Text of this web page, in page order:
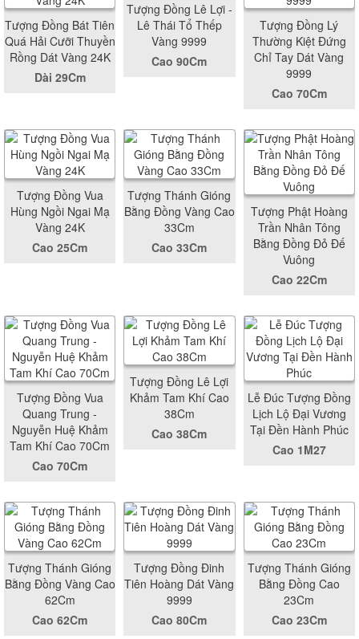
Tượng Đồng Bát Tiên
Quá Hải Cưỡi Thuyền
Rồng Dát Vàng 24K
Dài 29Cm
Tượng Đồng Lê Lợi -
Lê Thái Tổ Thếp
Vàng 9999
Cao 90Cm
Tượng Đồng Lý
Thường Kiệt Đứng
Chỉ Tay Dát Vàng
9999
Cao 70Cm
Tượng Đồng Vua
Hùng Ngồi Ngai Mạ
Vàng 24K
Cao 25Cm
Tượng Thánh Gióng
Bằng Đồng Vàng Cao
33Cm
Cao 33Cm
Tượng Phật Hoàng
Trần Nhân Tông
Bằng Đồng Đỏ Đế
Vuông
Cao 22Cm
Tượng Đồng Vua
Quang Trung -
Nguyễn Huệ Khảm
Tam Khí Cao 70Cm
Cao 70Cm
Tượng Đồng Lê Lợi
Khảm Tam Khí Cao
38Cm
Cao 38Cm
Lễ Đúc Tượng Đồng
Lịch Lộ Đại Vương
Tại Đền Hành Phúc
Cao 1M27
Tượng Thánh Gióng
Bằng Đồng Vàng Cao
62Cm
Cao 62Cm
Tượng Đồng Đinh
Tiên Hoàng Dát Vàng
9999
Cao 80Cm
Tượng Thánh Gióng
Bằng Đồng Cao
23Cm
Cao 23Cm